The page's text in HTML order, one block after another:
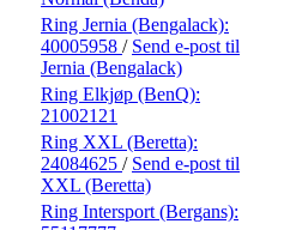
Ring Jernia (Bengalack):
40005958 / Send e-post til
Jernia (Bengalack)
Ring Elkjøp (BenQ):
21002121
Ring XXL (Beretta):
24084625 / Send e-post til
XXL (Beretta)
Ring Intersport (Bergans):